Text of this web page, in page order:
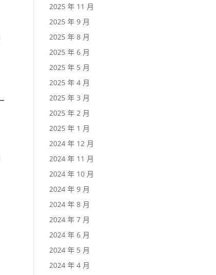
2025 年 11 月
2025 年 9 月
2025 年 8 月
2025 年 6 月
2025 年 5 月
2025 年 4 月
2025 年 3 月
2025 年 2 月
2025 年 1 月
2024 年 12 月
2024 年 11 月
2024 年 10 月
2024 年 9 月
2024 年 8 月
2024 年 7 月
2024 年 6 月
2024 年 5 月
2024 年 4 月